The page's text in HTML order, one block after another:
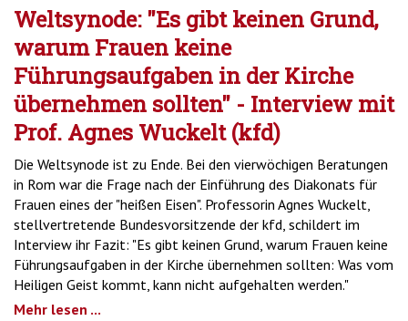
Weltsynode: "Es gibt keinen Grund,
warum Frauen keine
Führungsaufgaben in der Kirche
übernehmen sollten" - Interview mit
Prof. Agnes Wuckelt (kfd)
Die Weltsynode ist zu Ende. Bei den vierwöchigen Beratungen
in Rom war die Frage nach der Einführung des Diakonats für
Frauen eines der "heißen Eisen". Professorin Agnes Wuckelt,
stellvertretende Bundesvorsitzende der kfd, schildert im
Interview ihr Fazit: "Es gibt keinen Grund, warum Frauen keine
Führungsaufgaben in der Kirche übernehmen sollten: Was vom
Heiligen Geist kommt, kann nicht aufgehalten werden."
Mehr lesen ...